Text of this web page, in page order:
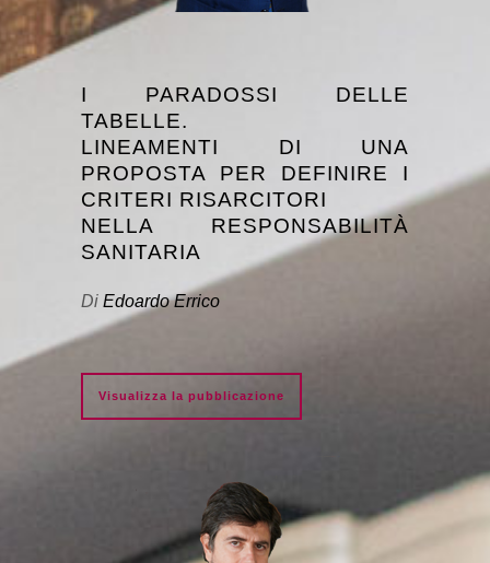
I PARADOSSI DELLE
TABELLE.
LINEAMENTI DI UNA
PROPOSTA PER DEFINIRE I
CRITERI RISARCITORI
NELLA RESPONSABILITÀ
SANITARIA
Di Edoardo Errico
Visualizza la pubblicazione